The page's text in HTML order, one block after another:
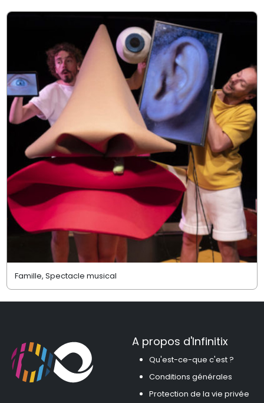
Famille, Spectacle musical
A propos d'Infinitix
Qu'est-ce-que c'est ?
Conditions générales
Protection de la vie privée